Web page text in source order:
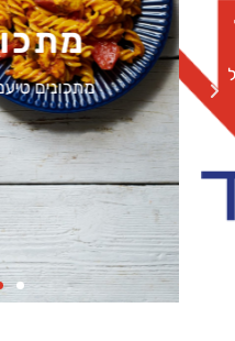
מתכונים טיעמים,